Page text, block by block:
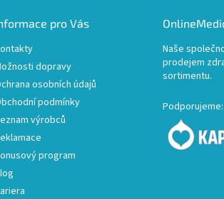
pro Vás
dopravy
osobních údajů
podmínky
výrobců
program
Naše
prodejem
sortimentu.
Podporujeme: